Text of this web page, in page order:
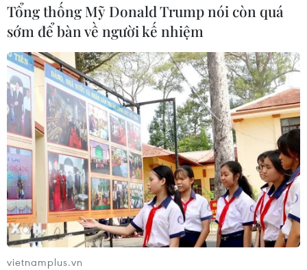
Tổng thống Mỹ Donald Trump nói còn quá
sớm để bàn về người kế nhiệm
vietnamplus.vn